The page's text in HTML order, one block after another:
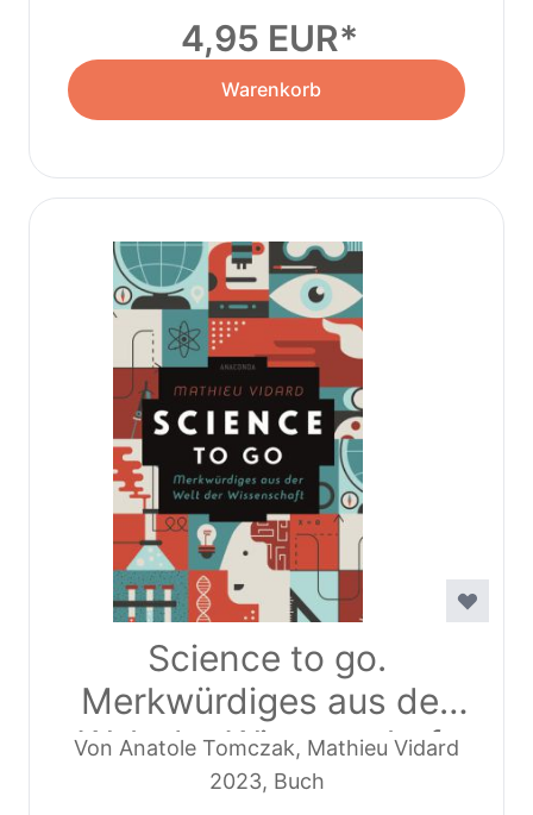
Massenpsychologie
4,95 EUR
Warenkorb
Science to go.
Merkwürdiges aus der
Welt der Wissenschaft
Von Anatole Tomczak, Mathieu Vidard
2023, Buch